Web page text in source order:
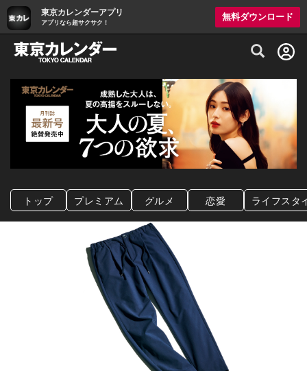
東京カレンダーアプリ
アプリなら超サクサク！
無料ダウンロード
グルメ情報・プレミアムレストラン予約
トップ プレミアム グルメ 恋愛 ライフスタ